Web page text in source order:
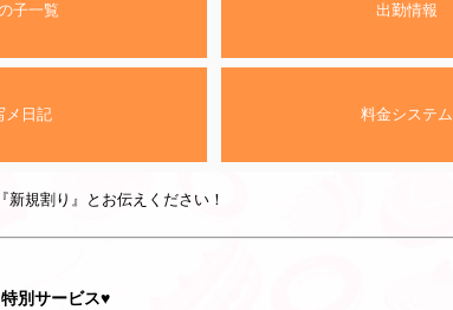
子一覧 出勤情報
メ日記 料金システム
新規割り』とお伝えください！
別サービス♥